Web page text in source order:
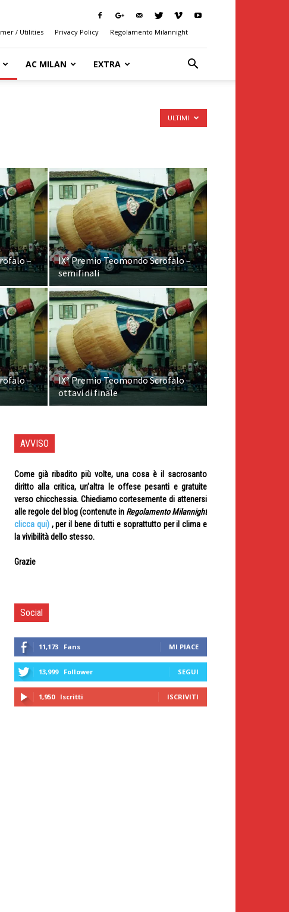
/ Utilities Privacy Policy Regolamento Milannight
AC MILAN EXTRA
ULTIMI
–
IX° Premio Teomondo Scrofalo –
semifinali
–
IX° Premio Teomondo Scrofalo –
ottavi di finale
AVVISO
Come già ribadito più volte, una cosa è il sacrosanto
diritto alla critica, un’altra le offese pesanti e gratuite
verso chicchessia. Chiediamo cortesemente di attenersi
alle regole del blog (contenute in Regolamento Milannight
clicca qui), per il bene di tutti e soprattutto per il clima e
la vivibilità dello stesso.
Grazie
Social
11,173 Fans MI PIACE
13,999 Follower SEGUI
1,950 Iscritti ISCRIVITI